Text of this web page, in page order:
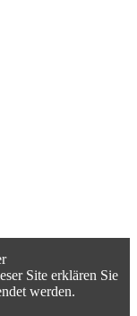
Site erklären Sie
werden.